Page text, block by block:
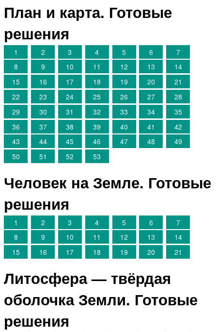
План и карта. Готовые
решения
1 2 3 4 5 6
7
8
9 10 11 12 13
14
15
16 17 18 19 20
21
22
23 24 25 26 27
28
29
30 31 32 33 34
35
36
37 38 39 40 41
42
43
44 45 46 47 48
49
50
51 52 53
Человек на Земле. Готовые
решения
1 2 3 4 5 6
7
8
9 10 11 12 13
14
15
16 17 18 19 20 21
Литосфера — твёрдая
оболочка Земли. Готовые
решения